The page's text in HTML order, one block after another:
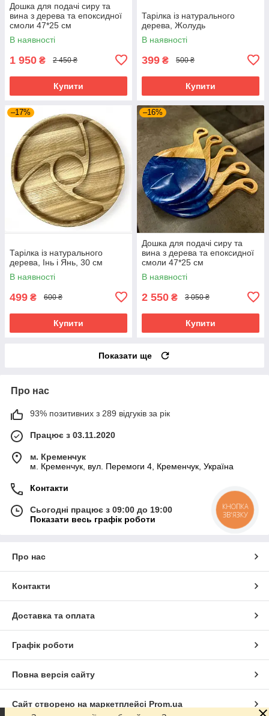
Дошка для подачі сиру та
вина з дерева та епоксидної
смоли 47*25 см
В наявності
1 950 ₴ 2 450 ₴
Купити
Тарілка із натурального
дерева, Жолудь
В наявності
399 ₴ 500 ₴
Купити
–17%
Тарілка із натурального
дерева, Інь і Янь, 30 см
В наявності
499 ₴ 600 ₴
Купити
–16%
Дошка для подачі сиру та
вина з дерева та епоксидної
смоли 47*25 см
В наявності
2 550 ₴ 3 050 ₴
Купити
Показати ще
Про нас
93% позитивних з 289 відгуків за рік
Працює з 03.11.2020
м. Кременчук
м. Кременчук, вул. Перемоги 4, Кременчук, Україна
Контакти
Сьогодні працює з 09:00 до 19:00
Показати весь графік роботи
Про нас
Контакти
Доставка та оплата
Графік роботи
Повна версія сайту
Сайт створено на маркетплейсі Prom.ua
КНОПКА
ЗВ'ЯЗКУ